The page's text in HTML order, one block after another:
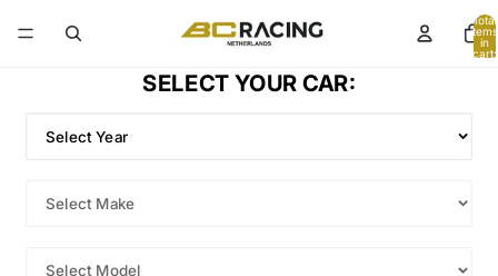
Total
items
in
cart:
SELECT YOUR CAR: